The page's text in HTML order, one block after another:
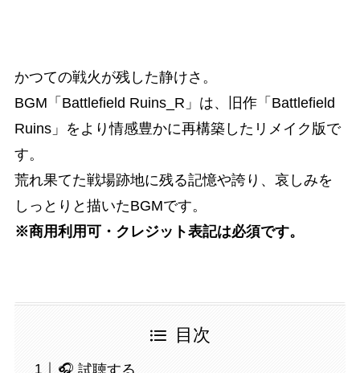
かつての戦火が残した静けさ。
BGM「Battlefield Ruins_R」は、旧作「Battlefield
Ruins」をより情感豊かに再構築したリメイク版で
す。
荒れ果てた戦場跡地に残る記憶や誇り、哀しみを
しっとりと描いたBGMです。
※商用利用可・クレジット表記は必須です。
目次
🎧 試聴する